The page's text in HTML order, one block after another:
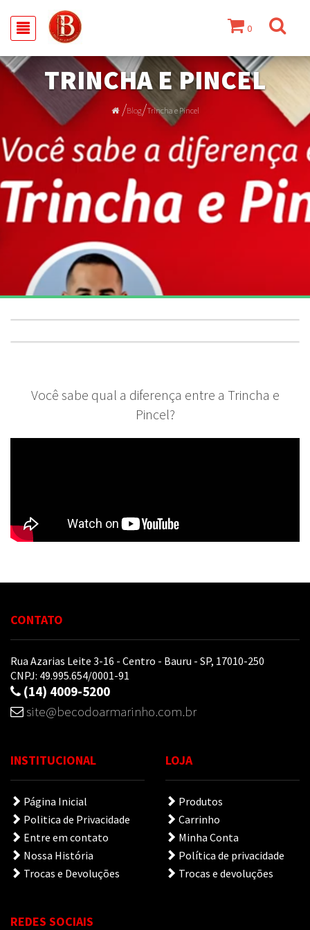
0
TRINCHA E PINCEL
/Blog/Trincha e Pincel
Você sabe qual a diferença entre a Trincha e
Pincel?
CONTATO
Rua Azarias Leite 3-16 - Centro - Bauru - SP, 17010-250
CNPJ: 49.995.654/0001-91
(14) 4009-5200
site@becodoarmarinho.com.br
INSTITUCIONAL
Página Inicial
Politica de Privacidade
Entre em contato
Nossa História
Trocas e Devoluções
LOJA
Produtos
Carrinho
Minha Conta
Política de privacidade
Trocas e devoluções
REDES SOCIAIS